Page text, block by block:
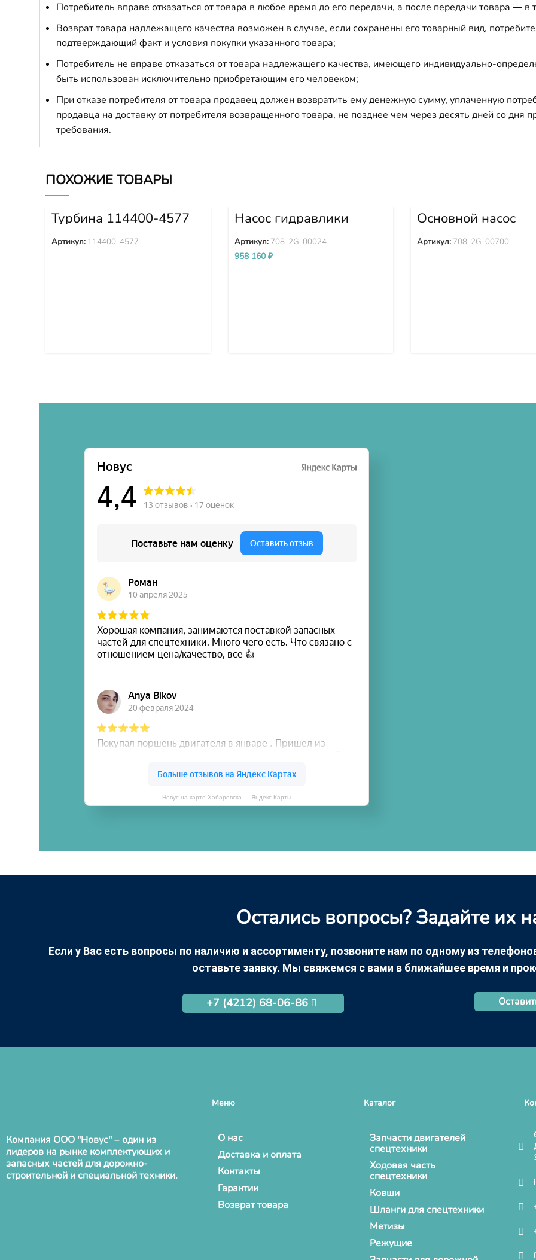
Потребитель вправе отказаться от товара в любое время до его передачи, а после передачи товара — в
Возврат товара надлежащего качества возможен в случае, если сохранены его товарный вид,
подтверждающий факт и условия покупки указанного товара;
Потребитель не вправе отказаться от товара надлежащего качества, имеющего индивидуально-
быть использован исключительно приобретающим его человеком;
При отказе потребителя от товара продавец должен возвратить ему денежную сумму, уплаченную
продавца на доставку от потребителя возвращенного товара, не позднее чем через десять дней со дня
требования.
ПОХОЖИЕ ТОВАРЫ
Турбина 114400-4577
Артикул: 114400-4577
Насос гидравлики
PC300-7 PC350-7
PC360-7 708-2G-00024
Артикул: 708-2G-00024
958 160₽
Основной насос
гидравлики
PC350-8 708-2G-
Артикул: 708-2G-00700
Новус на карте Хабаровска — Яндекс Карты
Остались вопросы? Задайте их
Если у Вас есть вопросы по наличию и ассортименту, позвоните нам по одному из
оставьте заявку. Мы свяжемся с вами в ближайшее время и
+7 (4212) 68-06-86
Компания ООО "Новус" – один из
лидеров на рынке комплектующих и
запасных частей для дорожно-
строительной и специальной техники.
Меню
О нас
Доставка и оплата
Контакты
Гарантии
Возврат товара
Каталог
Запчасти двигателей
спецтехники
Ходовая часть
спецтехники
Ковши
Шланги для спецтехники
Метизы
Режущие